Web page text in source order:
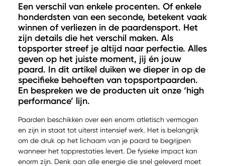
Een verschil van enkele procenten. Of enkele
honderdsten van een seconde, betekent vaak
winnen of verliezen in de paardensport. Het
zijn details die het verschil maken. Als
topsporter streef je altijd naar perfectie. Alles
geven op het juiste moment, jij én jouw
paard. In dit artikel duiken we dieper in op de
specifieke behoeften van topsportpaarden.
En bespreken we de producten uit onze ‘high
performance’ lijn.
Paarden beschikken over een enorm atletisch vermogen
en zijn in staat tot uiterst intensief werk. Het is belangrijk
om de druk op het lichaam van je paard te begrijpen
wanneer het topprestaties levert. De fysieke impact kan
enorm zijn. Denk aan alle energie die snel geleverd moet